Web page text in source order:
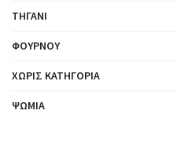
ΤΗΓΆΝΙ
ΦΟΎΡΝΟΥ
ΧΩΡΊΣ ΚΑΤΗΓΟΡΊΑ
ΨΩΜΙΆ